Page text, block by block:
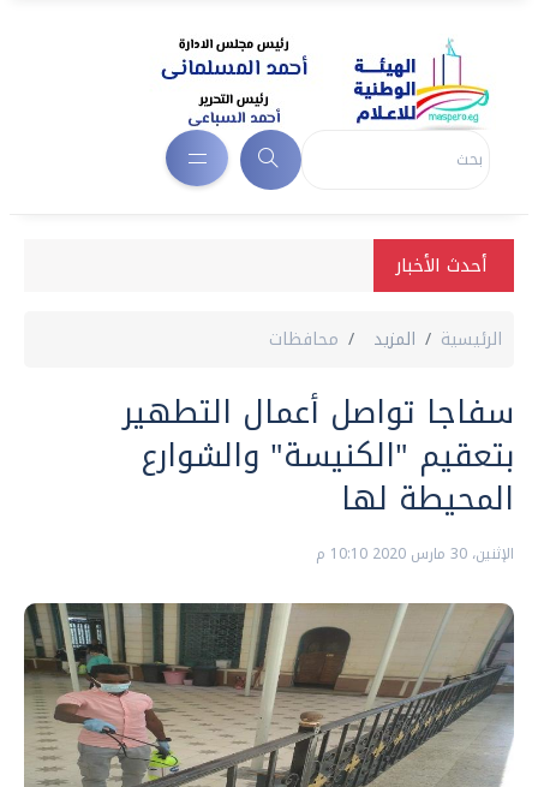
أحدث الأخبار
الرئيسية المزيد محافظات
سفاجا تواصل أعمال التطهير
بتعقيم "الكنيسة" والشوارع
المحيطة لها
الإثنين، 30 مارس 2020 10:10 م